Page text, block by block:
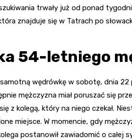
trwały już od ponad
znajduje się w Tatrach po
54-letniego
wędrówkę w sobotę, dnia 22
mężczyzna miał poruszać się
z kolegą, który na niego czekał.
miejsce. W momencie, gdy
postanowił zawiadomić o całej